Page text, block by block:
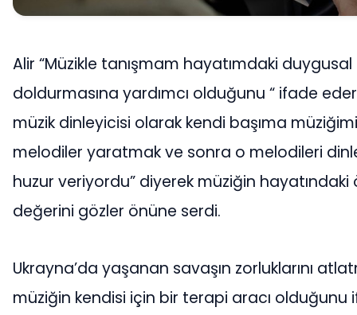
Alir “Müzikle tanışmam hayatımdaki duygusal
doldurmasına yardımcı olduğunu “ ifade
müzik dinleyicisi olarak kendi başıma
melodiler yaratmak ve sonra o melodileri
huzur veriyordu” diyerek müziğin hayatındaki
değerini gözler önüne serdi.
Ukrayna’da yaşanan savaşın zorluklarını
müziğin kendisi için bir terapi aracı olduğunu